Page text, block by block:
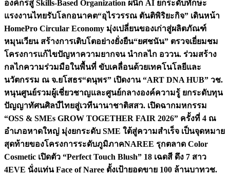
องค์กรสู่ Skills-Based Organization ผนึก AI ยกระดับทักษะ
แรงงานไทยรับโลกอนาคต“อุไรวรรณ ตันติพิริยะกิจ” เดินหน้า
HomePro Circular Economy มุ่งเปลี่ยนของเก่าสู่ผลิตภัณฑ์
หมุนเวียน สร้างการเติบโตอย่างยั่งยืน“ยศชนัน” ตรวจเยี่ยมชม
โครงการแก้ไขปัญหาความยากจน นำกลไก อววน. ร่วมสร้าง
กลไกความร่วมมือในพื้นที่ ขับเคลื่อนด้วยเทคโนโลยีและ
นวัตกรรม ณ จ.ยโสธร“ดนุพร” เปิดงาน “ART DNA HUB” วช.
หนุนศูนย์รวมผู้เชี่ยวชาญและศูนย์กลางองค์ความรู้ ยกระดับทุน
ปัญญาทัศนศิลป์ไทยสู่เวทีนานาชาติสสว. เปิดฉากมหกรรม
“OSS & SMEs GROW TOGETHER FAIR 2026” ครั้งที่ 4 ณ
อำเภอหาดใหญ่ มุ่งยกระดับ SME ใต้สู่ความสำเร็จ เป็นจุดหมาย
สุดท้ายของโครงการระดับภูมิภาคNAREE รุกตลาด Color
Cosmetic เปิดตัว “Perfect Touch Blush” 18 เฉดสี ดึง 7 สาว
4EVE นั่งแท่น Face of Naree ตั้งเป้ายอดขาย 100 ล้านบาทวช.